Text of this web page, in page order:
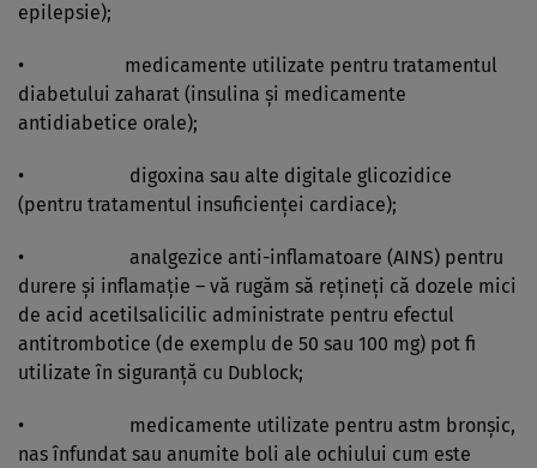
epilepsie);
• medicamente utilizate pentru tratamentul
diabetului zaharat (insulina şi medicamente
antidiabetice orale);
• digoxina sau alte digitale glicozidice
(pentru tratamentul insuficienţei cardiace);
• analgezice anti-inflamatoare (AINS) pentru
durere şi inflamaţie – vă rugăm să reţineţi că dozele mici
de acid acetilsalicilic administrate pentru efectul
antitrombotice (de exemplu de 50 sau 100 mg) pot fi
utilizate în siguranţă cu Dublock;
• medicamente utilizate pentru astm bronşic,
nas înfundat sau anumite boli ale ochiului cum este